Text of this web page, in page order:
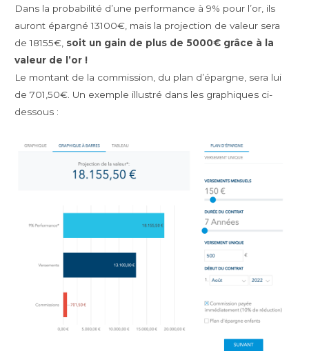
Dans la probabilité d’une performance à 9% pour l’or, ils
auront épargné 13100€, mais la projection de valeur sera
de 18155€, soit un gain de plus de 5000€ grâce à la
valeur de l’or !
Le montant de la commission, du plan d’épargne, sera lui
de 701,50€. Un exemple illustré dans les graphiques ci-
dessous :